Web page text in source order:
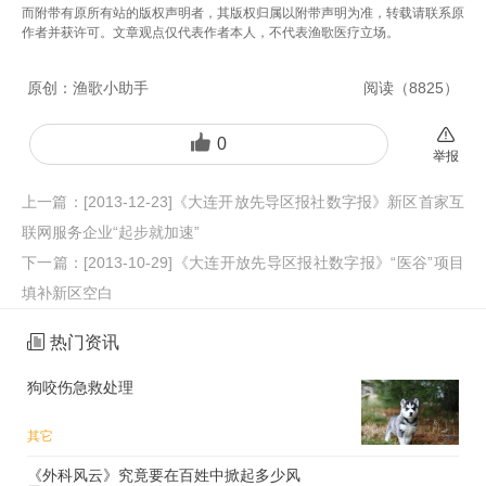
而附带有原所有站的版权声明者，其版权归属以附带声明为准，转载请联系原
作者并获许可。文章观点仅代表作者本人，不代表渔歌医疗立场。
原创： 渔歌小助手 阅读（8825）
0
举报
上一篇： [2013-12-23]《大连开放先导区报社数字报》新区首家互
联网服务企业“起步就加速”
下一篇： [2013-10-29]《大连开放先导区报社数字报》“医谷”项目
填补新区空白
热门资讯
狗咬伤急救处理
其它
《外科风云》究竟要在百姓中掀起多少风